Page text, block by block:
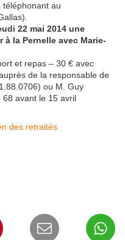
au
22 mai 2014 une
la Pernelle avec Marie-
et repas – 30 € avec
de la responsable de
ou M. Guy
68 avant le 15 avril